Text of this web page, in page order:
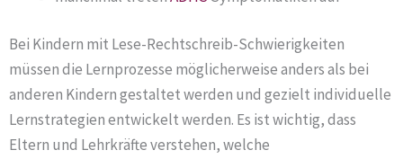
Bei Kindern mit Lese-Rechtschreib-Schwierigkeiten
müssen die Lernprozesse möglicherweise anders als bei
anderen Kindern gestaltet werden und gezielt individuelle
Lernstrategien entwickelt werden. Es ist wichtig, dass
Eltern und Lehrkräfte verstehen, welche